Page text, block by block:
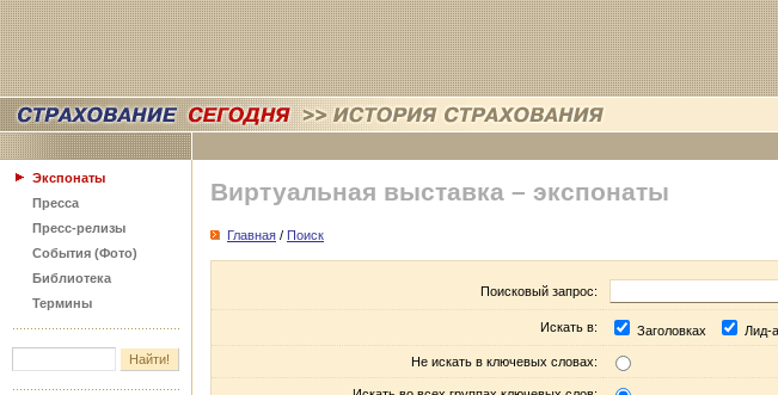
Экспонаты
Пресса
Пресс-релизы
События (Фото)
Библиотека
Термины
Виртуальная выставка – экспонаты
Главная / Поиск
Поисковый запрос:
Искать в: Заголовках Лид-
Не искать в ключевых словах: